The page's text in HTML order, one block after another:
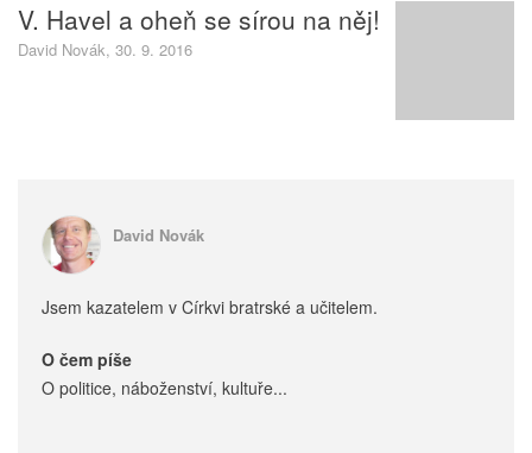
V. Havel a oheň se sírou na něj!
David Novák, 30. 9. 2016
David Novák
Jsem kazatelem v Církvi bratrské a učitelem.
O čem píše
O politice, náboženství, kultuře...